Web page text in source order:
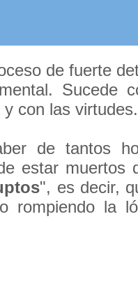
de fuerte
Sucede
con las virtudes.
de tantos
estar muertos
", es decir,
rompiendo la